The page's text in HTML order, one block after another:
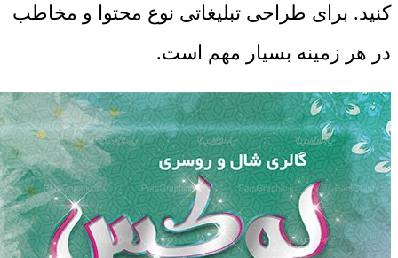
کنید. برای طراحی تبلیغاتی نوع محتوا و مخاطب
در هر زمینه بسیار مهم است.